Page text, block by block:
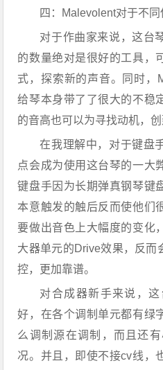
四：Malevolent对于不
对于作曲家来说，这台
的数量绝对是很好的工具，
式，探索新的声音。同时，
给琴本身带了了很大的不稳
的音高也可以为寻找动机，
在我理解中，对于键盘
点会成为使用这台琴的一大
键盘手因为长期弹真钢琴键
本意触发的触后反而使他们
要做出音色上大幅度的变化
大器单元的Drive效果，反而
控，更加靠谱。
对合成器新手来说，
好，在各个调制单元都有绿
么调制源在调制，而且还
况。并且，即使不接cv线，